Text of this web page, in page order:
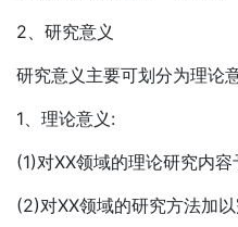
2、研究意义
研究意义主要可划分为理论
1、理论意义:
(1)对XX领域的理论研究内容
(2)对XX领域的研究方法加以